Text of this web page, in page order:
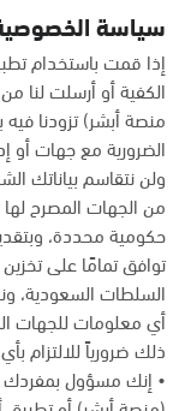
سياسة
إذا قمت باستخدام
الكفية أو أرسلت لنا من
منصة أبشر) تزودنا فيه
الضرورية مع جهات أو
ولن نتقاسم بياناتك
من الجهات المصرح
حكومية محددة،
توافق تمامًا على
السلطات
أي معلومات للجهات
ذلك ضرورياً للالتزام
• إنك مسؤول بمفردك